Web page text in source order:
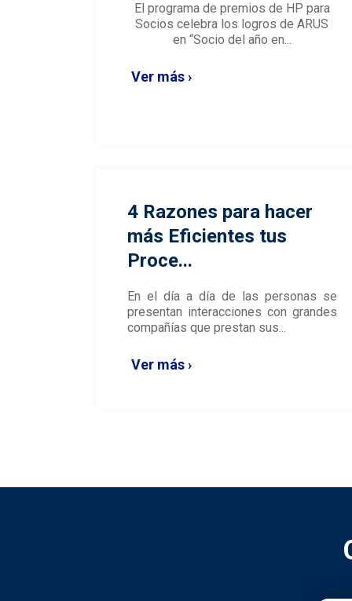
El programa de premios de HP para
Socios celebra los logros de ARUS
en “Socio del año en...
Ver más ›
4 Razones para hacer
más Eficientes tus
Proce...
En el día a día de las personas se
presentan interacciones con grandes
compañías que prestan sus...
Ver más ›